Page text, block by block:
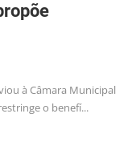
à Câmara Municipal
o benefí...